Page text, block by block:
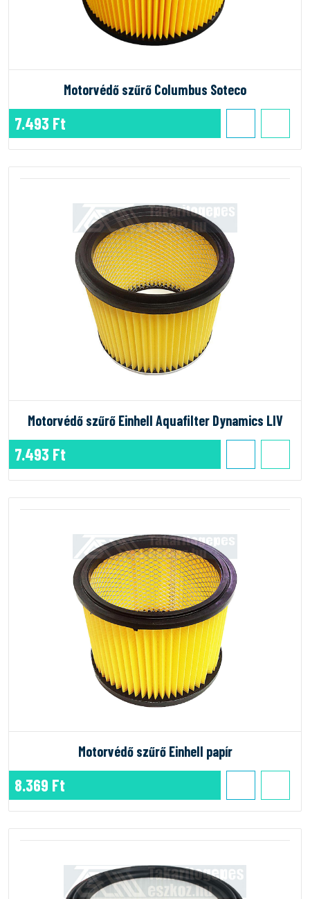
Motorvédő szűrő Columbus Soteco
7.493 Ft
Motorvédő szűrő Einhell Aquafilter Dynamics LIV
7.493 Ft
Motorvédő szűrő Einhell papír
8.369 Ft